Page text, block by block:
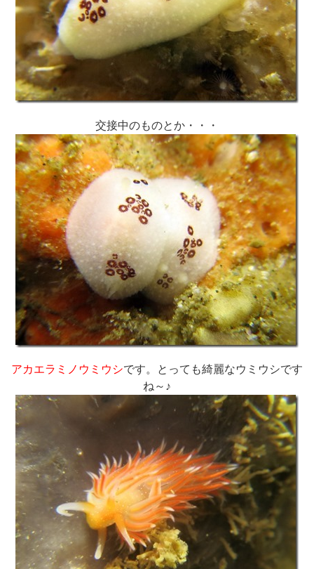
交接中のものとか・・・
アカエラミノウミウシです。とっても綺麗なウミウシです
ね～♪